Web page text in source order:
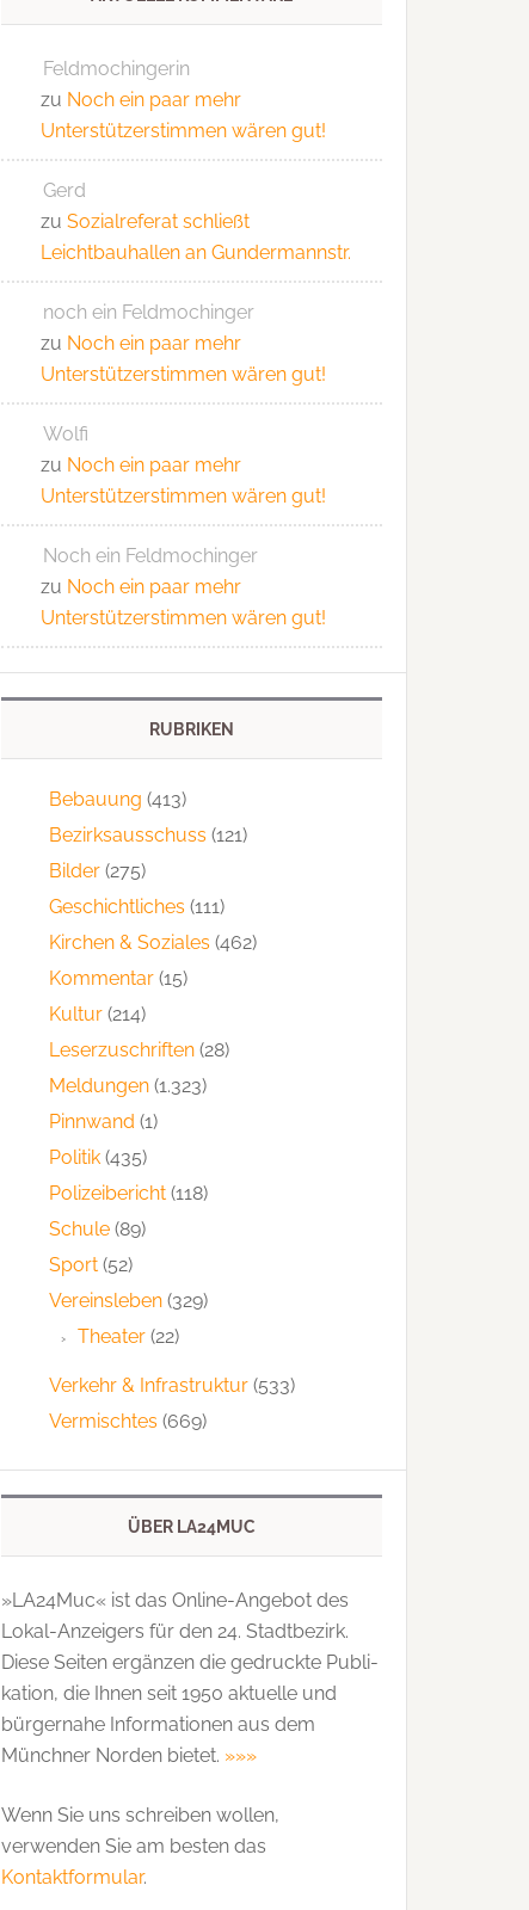
Feldmochingerin
zu Noch ein paar mehr
Unterstützerstimmen wären gut!
Gerd
zu Sozialreferat schließt
Leichtbauhallen an Gundermannstr.
noch ein Feldmochinger
zu Noch ein paar mehr
Unterstützerstimmen wären gut!
Wolfi
zu Noch ein paar mehr
Unterstützerstimmen wären gut!
Noch ein Feldmochinger
zu Noch ein paar mehr
Unterstützerstimmen wären gut!
RUBRIKEN
Bebauung (413)
Bezirksausschuss (121)
Bilder (275)
Geschichtliches (111)
Kirchen & Soziales (462)
Kommentar (15)
Kultur (214)
Leserzuschriften (28)
Meldungen (1.323)
Pinnwand (1)
Politik (435)
Polizeibericht (118)
Schule (89)
Sport (52)
Vereinsleben (329)
Theater (22)
Verkehr & Infrastruktur (533)
Vermischtes (669)
ÜBER LA24MUC
»LA24Muc« ist das Online-Angebot des
Lokal-Anzeigers für den 24. Stadtbezirk.
Diese Seiten ergänzen die gedruckte Publi­
kation, die Ihnen seit 1950 aktuelle und
bürgernahe Informationen aus dem
Münchner Norden bietet. »»»
Wenn Sie uns schreiben wollen,
verwenden Sie am besten das
Kontaktformular.